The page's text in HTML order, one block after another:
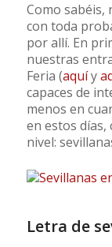
Como sabéis,
con toda
por allí. En
nuestras
Feria (aquíy
capaces de
menos en
en estos
nivel:
Letra de